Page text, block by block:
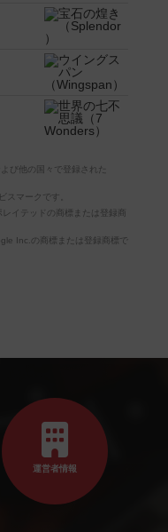
び他の国々で登録された
マークです。
イテッドの商標または登録商
Inc.の商標または登録商標で
運営者情報